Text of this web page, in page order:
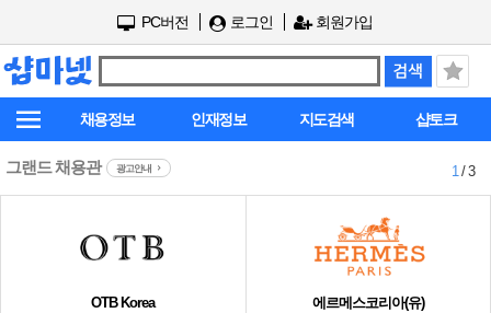
PC버전 로그인 회원가입
채용정보 인재정보 지도검색 샵토크
그랜드 채용관 광고안내 1/ 3
OTB Korea 에르메스코리아(유)